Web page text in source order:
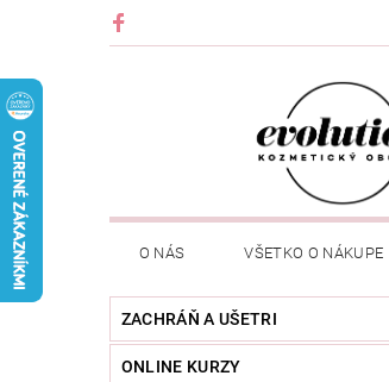
O NÁS VŠETKO O NÁKUPE
ZACHRÁŇ A UŠETRI
ONLINE KURZY